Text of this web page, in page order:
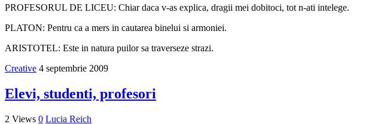
PROFESORUL DE LICEU: Chiar daca v-as explica, dragii mei dobitoci, tot n-ati intelege.
PLATON: Pentru ca a mers in cautarea binelui si armoniei.
ARISTOTEL: Este in natura puilor sa traverseze strazi.
Creative 4 septembrie 2009
Elevi, studenti, profesori
2 Views 0 Lucia Reich